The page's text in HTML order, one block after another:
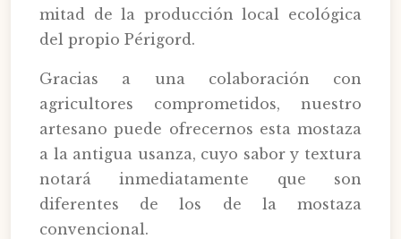
mitad de la producción local ecológica
del propio Périgord.
Gracias a una colaboración con
agricultores comprometidos, nuestro
artesano puede ofrecernos esta mostaza
a la antigua usanza, cuyo sabor y textura
notará inmediatamente que son
diferentes de los de la mostaza
convencional.